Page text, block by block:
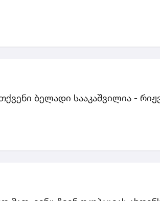
ბელადი სააკაშვილია -